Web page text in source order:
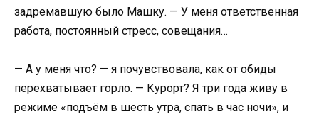
задремавшую было Машку. — У меня ответственная
работа, постоянный стресс, совещания…
— А у меня что? — я почувствовала, как от обиды
перехватывает горло. — Курорт? Я три года живу в
режиме «подъём в шесть утра, спать в час ночи», и